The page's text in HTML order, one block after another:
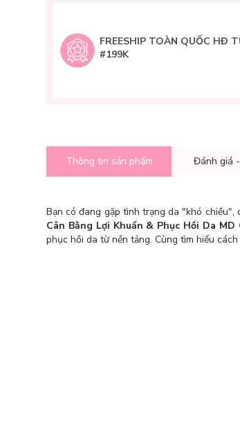
FREESHIP TOÀN QUỐC HĐ
#199K
Thông tin sản phẩm Đánh giá
Bạn có đang gặp tình trạng da "khó chiều",
Cân Bằng Lợi Khuẩn & Phục Hồi Da
phục hồi da từ nền tảng. Cùng tìm hiểu